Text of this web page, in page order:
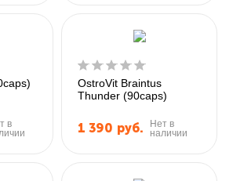
в
OstroVit Braintus
Thunder (90caps)
1 390 руб.
Нет в
наличии